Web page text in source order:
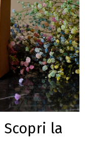
Scopri la